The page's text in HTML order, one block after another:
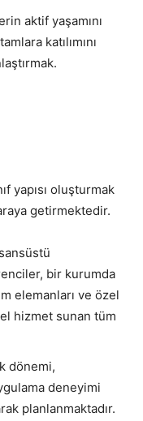
aktif yaşamını
katılımını
yapısı oluşturmak
getirmektedir.
bir kurumda
elemanları ve özel
hizmet sunan tüm
dönemi,
deneyimi
planlanmaktadır.